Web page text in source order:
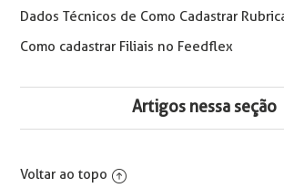
Dados Técnicos de Como Cadastrar
Como cadastrar Filiais no Feedflex
Artigos nessa seção
Voltar ao topo